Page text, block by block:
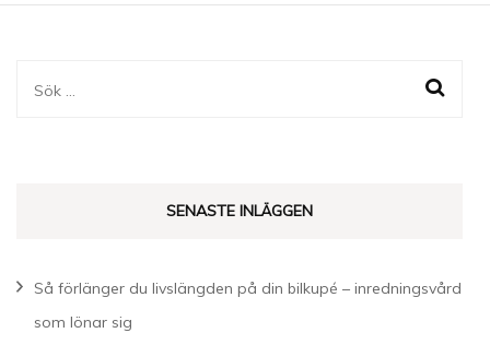
Sök
SENASTE INLÄGGEN
Så förlänger du livslängden på din bilkupé – inredningsvård
som lönar sig